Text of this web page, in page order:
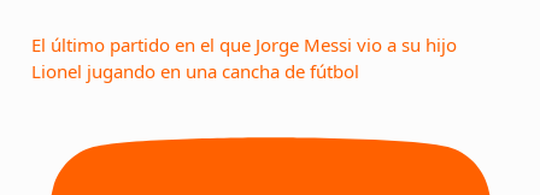
El último partido en el que Jorge Messi vio a su hijo
Lionel jugando en una cancha de fútbol